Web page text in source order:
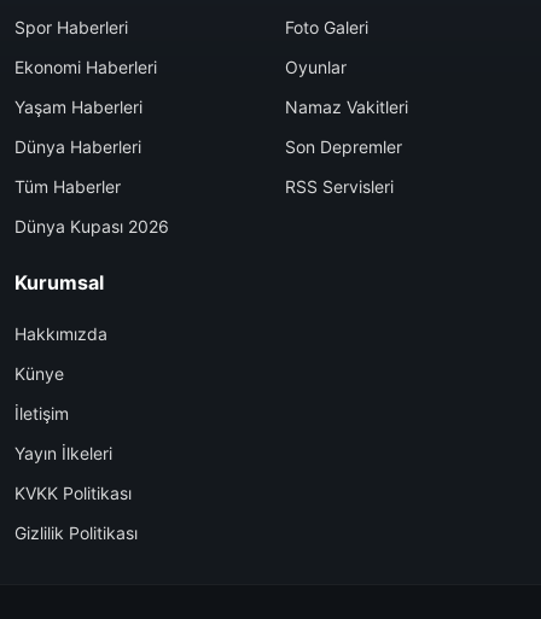
Spor Haberleri
Ekonomi Haberleri
Yaşam Haberleri
Dünya Haberleri
Tüm Haberler
Dünya Kupası 2026
Foto Galeri
Oyunlar
Namaz Vakitleri
Son Depremler
RSS Servisleri
Kurumsal
Hakkımızda
Künye
İletişim
Yayın İlkeleri
KVKK Politikası
Gizlilik Politikası